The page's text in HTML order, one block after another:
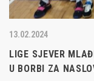
13.02.2024
LIGE SJEVER
U BORBI ZA